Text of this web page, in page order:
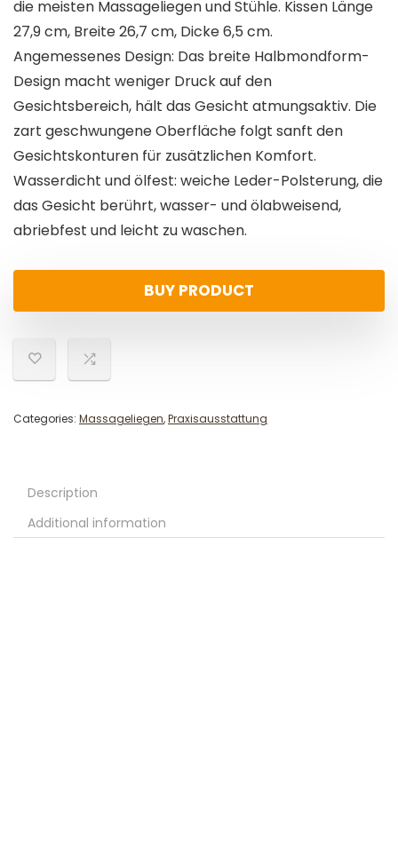
die meisten Massageliegen und Stühle. Kissen Länge
27,9 cm, Breite 26,7 cm, Dicke 6,5 cm.
Angemessenes Design: Das breite Halbmondform-
Design macht weniger Druck auf den
Gesichtsbereich, hält das Gesicht atmungsaktiv. Die
zart geschwungene Oberfläche folgt sanft den
Gesichtskonturen für zusätzlichen Komfort.
Wasserdicht und ölfest: weiche Leder-Polsterung, die
das Gesicht berührt, wasser- und ölabweisend,
abriebfest und leicht zu waschen.
BUY PRODUCT
Categories: Massageliegen,Praxisausstattung
Description
Additional information